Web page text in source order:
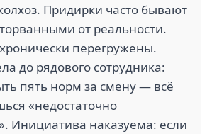
Придирки часто бывают
от реальности.
перегружены.
до рядового сотрудника:
пять норм за смену — всё
«недостаточно
Инициатива наказуема: если